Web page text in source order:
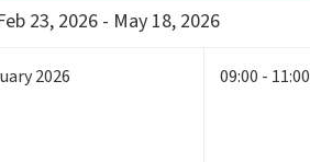
23, 2026 - May 18, 2026
2026 09:00 - 11:00